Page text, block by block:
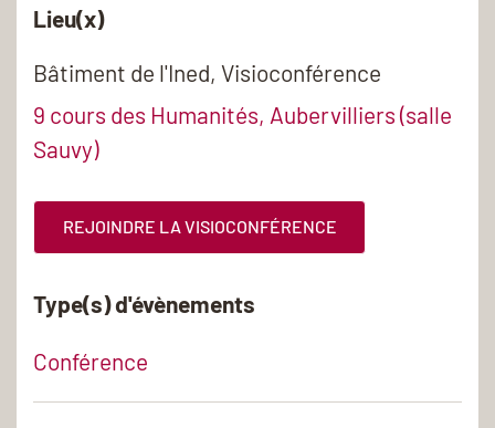
Lieu(x)
Bâtiment de l'Ined, Visioconférence
9 cours des Humanités, Aubervilliers (salle
Sauvy)
REJOINDRE LA VISIOCONFÉRENCE
Type(s) d'évènements
Conférence